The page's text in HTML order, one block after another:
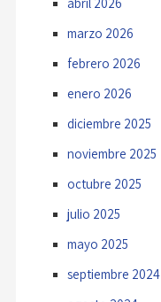
marzo 2026
febrero 2026
enero 2026
diciembre 2025
noviembre 2025
octubre 2025
julio 2025
mayo 2025
septiembre 2024